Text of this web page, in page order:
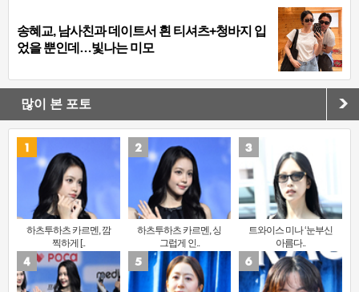
송혜교, 남사친과 데이트서 흰 티셔츠+청바지 입
었을 뿐인데…빛나는 미모
많이 본 포토
하츠투하츠 카르멘, 깜
찍하게 [..
하츠투하츠 카르멘, 싱
그럽게 인..
트와이스 미나 ‘눈부신
아름다..